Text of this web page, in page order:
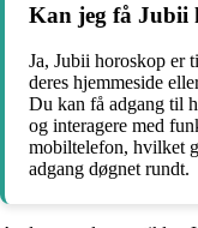
Kan jeg få Jubii
Ja, Jubii horoskop er
deres hjemmeside
Du kan få adgang til
og interagere med
mobiltelefon, hvilket
adgang døgnet rundt.